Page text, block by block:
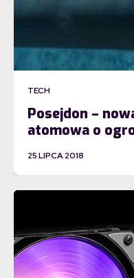
TECH
Posejdon –
atomowa o
25 LIPCA 2018